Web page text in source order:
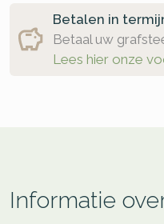
Betalen in
Betaal uw
Lees hier onze
Informatie